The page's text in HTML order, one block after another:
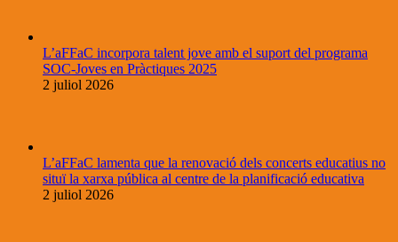
L’aFFaC incorpora talent jove amb el suport del programa
SOC-Joves en Pràctiques 2025
2 juliol 2026
L’aFFaC lamenta que la renovació dels concerts educatius no
situï la xarxa pública al centre de la planificació educativa
2 juliol 2026